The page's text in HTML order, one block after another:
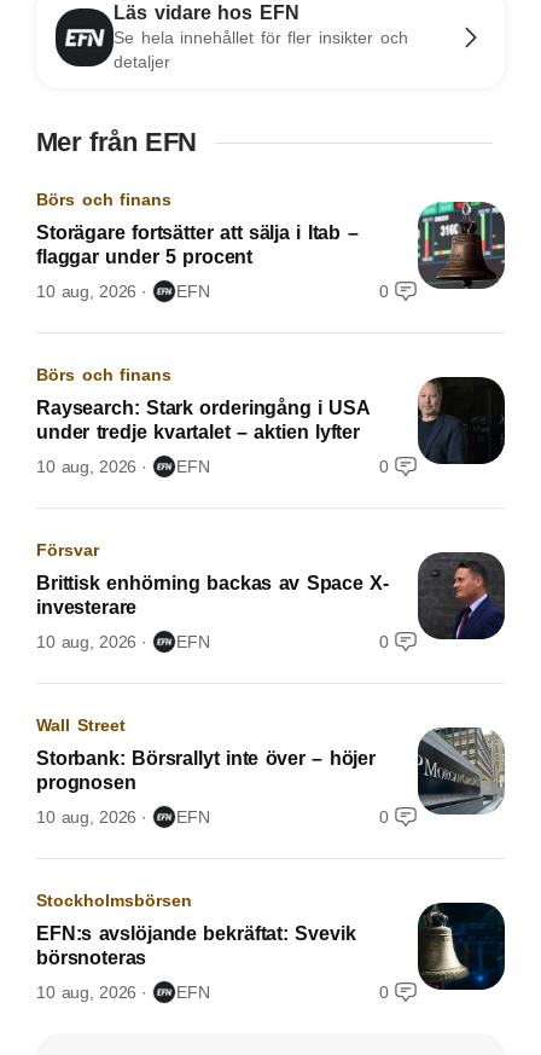
Läs vidare hos EFN
Se hela innehållet för fler insikter och
detaljer
Mer från EFN
Börs och finans
Storägare fortsätter att sälja i Itab –
flaggar under 5 procent
10 aug, 2026 EFN 0
Börs och finans
Raysearch: Stark orderingång i USA
under tredje kvartalet – aktien lyfter
10 aug, 2026 EFN 0
Försvar
Brittisk enhörning backas av Space X-
investerare
10 aug, 2026 EFN 0
Wall Street
Storbank: Börsrallyt inte över – höjer
prognosen
10 aug, 2026 EFN 0
Stockholmsbörsen
EFN:s avslöjande bekräftat: Svevik
börsnoteras
10 aug, 2026 EFN 0